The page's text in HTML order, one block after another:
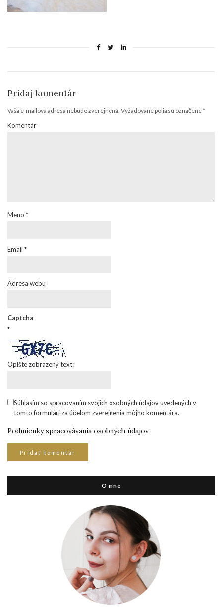
Pridaj komentár
Vaša e-mailová adresa nebude zverejnená. Vyžadované polia sú označené*
Komentár
Meno *
Email *
Adresa webu
Captcha
*
Opíšte zobrazený text:
Súhlasím so spracovaním svojich osobných údajov uvedených v
tomto formulári za účelom zverejnenia môjho komentára.
Podmienky spracovávania osobných údajov
O mne